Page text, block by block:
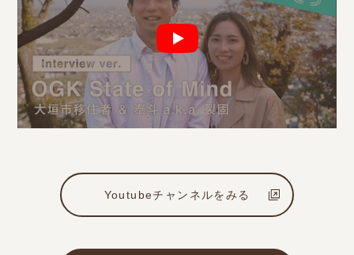
Youtubeチャンネルをみる